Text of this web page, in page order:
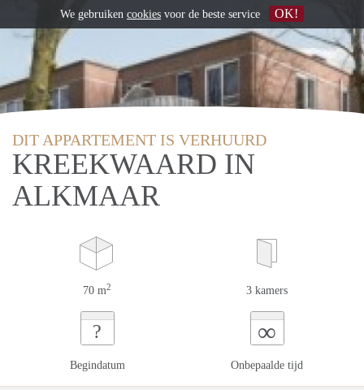
DIT APPARTEMENT IS VERHUURD
KREEKWAARD IN
ALKMAAR
70 m2 3 kamers
?
Begindatum
∞
Onbepaalde tijd
We gebruiken cookies voor de beste service OK!